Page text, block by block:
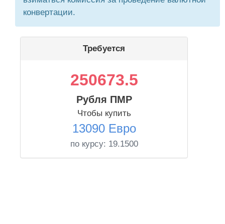
конвертации.
Требуется
250673.5
Рубля ПМР
Чтобы купить
13090 Евро
по курсу: 19.1500